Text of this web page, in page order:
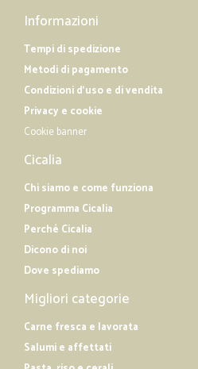
Informazioni
Tempi di spedizione
Metodi di pagamento
Condizioni d'uso e di vendita
Privacy e cookie
Cookie banner
Cicalia
Chi siamo e come funziona
Programma Cicalia
Perché Cicalia
Dicono di noi
Dove spediamo
Migliori categorie
Carne fresca e lavorata
Salumi e affettati